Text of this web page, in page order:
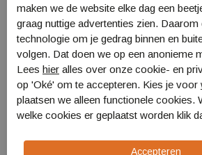
The Indian Maharadja
Duffel bag PSX4
10242073
The
Duffel
maken we de website elke dag een
graag nuttige advertenties zien. Daarom
technologie om je gedrag binnen en
volgen. Dat doen we op een anonieme
Lees hier alles over onze cookie- en
op 'Oké' om te accepteren. Kies je voor
plaatsen we alleen functionele cookies.
welke cookies er geplaatst worden klik